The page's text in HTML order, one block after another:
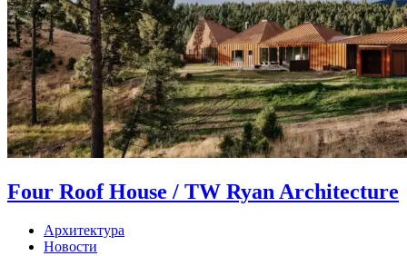
Four Roof House / TW Ryan Architecture
Архитектура
Новости